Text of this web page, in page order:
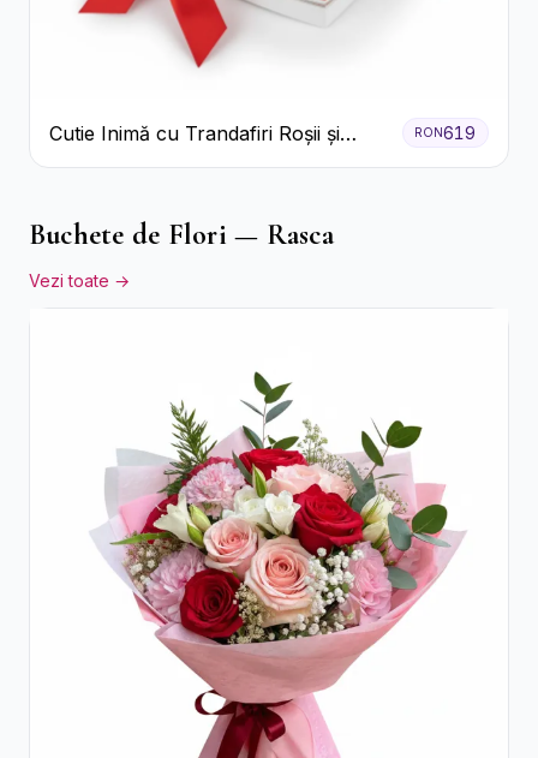
Cutie Inimă cu Trandafiri Roșii și
Bomboane Raffaello
RON619
Buchete de Flori — Rasca
Vezi toate →